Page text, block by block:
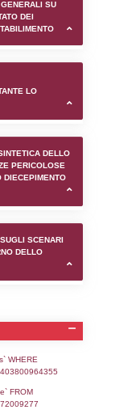
SADEPAN
di
- INFORMAZIONI
- INFORMAZIONI
è SOGGETTO LO